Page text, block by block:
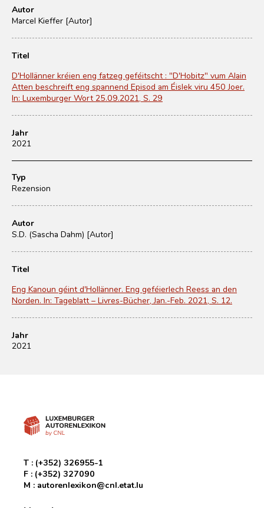
Autor
Marcel Kieffer [Autor]
Titel
D'Hollänner kréien eng fatzeg geféitscht : "D'Hobitz" vum Alain
Atten beschreift eng spannend Episod am Éislek viru 450 Joer.
In: Luxemburger Wort 25.09.2021, S. 29
Jahr
2021
Typ
Rezension
Autor
S.D. (Sascha Dahm) [Autor]
Titel
Eng Kanoun géint d'Hollänner. Eng geféierlech Reess an den
Norden. In: Tageblatt – Livres-Bücher, Jan.-Feb. 2021, S. 12.
Jahr
2021
T : (+352) 326955-1
F : (+352) 327090
M : autorenlexikon@cnl.etat.lu